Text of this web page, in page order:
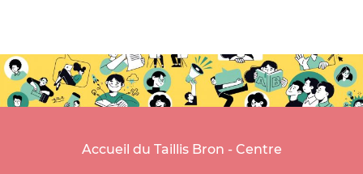
Accueil du Taillis Bron - Centre